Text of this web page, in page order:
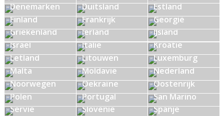
Denemarken
Duitsland
Estland
Finland
Frankrijk
Georgië
Griekenland
Ierland
IJsland
Israël
Italië
Kroatië
Letland
Litouwen
Luxemburg
Malta
Moldavië
Nederland
Noorwegen
Oekraïne
Oostenrijk
Polen
Portugal
San Marino
Servië
Slovenië
Spanje
Verenigd